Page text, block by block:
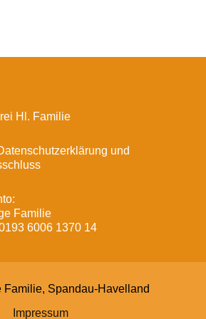
Hl. Familie
und
Familie
6006 1370 14
Spandau-Havelland
Impressum